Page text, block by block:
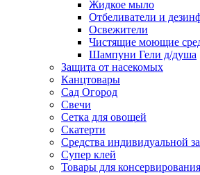
Жидкое мыло
Отбеливатели и
Освежители
Чистящие моющие
Шампуни Гели д/душа
Защита от насекомых
Канцтовары
Сад Огород
Свечи
Сетка для овощей
Скатерти
Средства индивидуальной
Супер клей
Товары для консервирования